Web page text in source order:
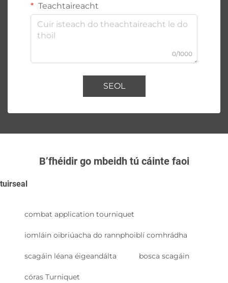
Teachtaireacht
0/1000
SEOL
B’fhéidir go mbeidh tú cáinte faoi
tuirseal
combat application tourniquet
iomláin oibriúacha do rannphoiblí comhrádha
scagáin léana éigeandálta bosca scagáin
córas Turniquet